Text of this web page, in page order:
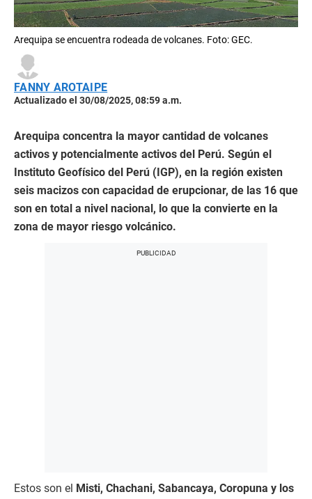
Arequipa se encuentra rodeada de volcanes. Foto: GEC.
FANNY AROTAIPE
Actualizado el 30/08/2025, 08:59 a.m.
Arequipa concentra la mayor cantidad de volcanes
activos y potencialmente activos del Perú. Según el
Instituto Geofísico del Perú (IGP), en la región existen
seis macizos con capacidad de erupcionar, de las 16 que
son en total a nivel nacional, lo que la convierte en la
zona de mayor riesgo volcánico.
Estos son el Misti, Chachani, Sabancaya, Coropuna y los